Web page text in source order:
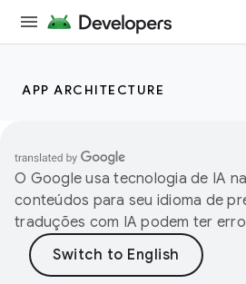
APP ARCHITECTURE
O Google usa tecnologia de IA
conteúdos para seu idioma de
traduções com IA podem ter